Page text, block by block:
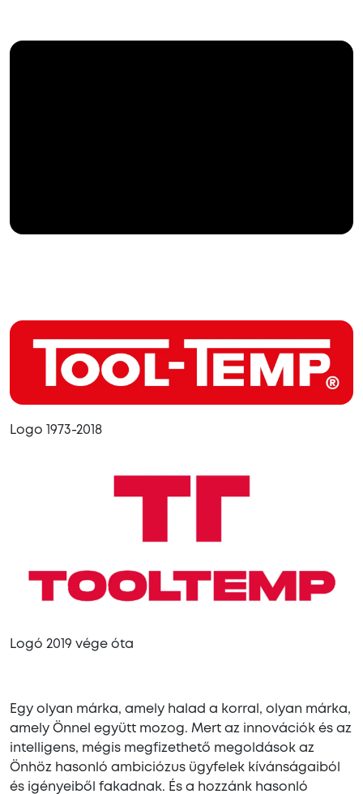
Egy olyan márka, amely halad a korral, olyan márka,
amely Önnel együtt mozog. Mert az innovációk és az
intelligens, mégis megfizethető megoldások az
Önhöz hasonló ambiciózus ügyfelek kívánságaiból
és igényeiből fakadnak. És a hozzánk hasonló
Logo 1973-2018
Logó 2019 vége óta